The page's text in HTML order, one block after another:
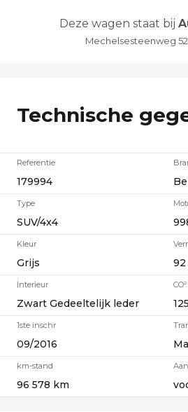
Deze wagen staat bij
Mechelsesteenweg
Technische
Referentie
179994
Type
SUV/4x4
Kleur
Grijs
Interieur
Zwart Gedeeltelijk leder
1ste inschr
09/2016
km-stand
96 578 km
92